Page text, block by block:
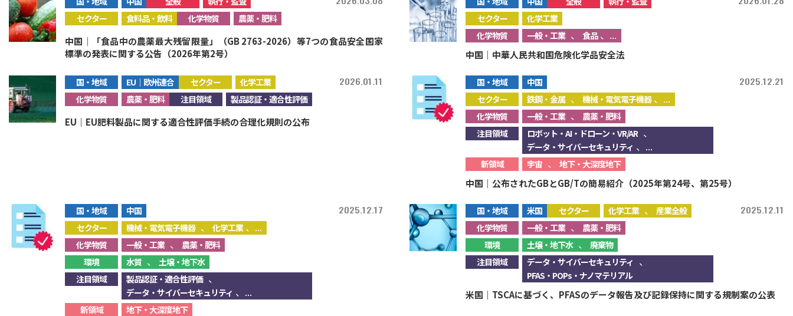
セクター
食料品・飲料 化学物質 農薬・肥料
中国｜「食品中の農薬最大残留限量」（GB 2763-2026）等7つの食品安全国家
標準の発表に関する公告（2026年第2号）
セクター
化学工業
化学物質
一般・工業 、食品、...
中国｜中華人民共和国危険化学品安全法
国・地域 EU｜欧州連合 セクター
化学工業
化学物質
農薬・肥料 注目領域 製品認証・適合性評価
2026.01.11
EU｜EU肥料製品に関する適合性評価手続の合理化規則の公布
国・地域
中国
セクター
鉄鋼・金属 、機械・電気電子機器、...
化学物質 一般・工業 、
農薬・肥料
注目領域
ロボット・AI・ドローン・VR/AR 、
データ・サイバーセキュリティ 、...
新領域 宇宙 、地下・大深度地下
2025.12.21
中国｜公布されたGBとGB/Tの簡易紹介（2025年第24号、第25号）
国・地域
中国
セクター
機械・電気電子機器 、 化学工業、...
化学物質 一般・工業 、
農薬・肥料
環境
水質 、 土壌・地下水
注目領域
製品認証・適合性評価 、
データ・サイバーセキュリティ 、...
新領域 地下・大深度地下
2025.12.17 国・地域 米国 セクター 化学工業 、産業全般
化学物質
一般・工業 、
農薬・肥料
環境
土壌・地下水 、廃棄物
注目領域
データ・サイバーセキュリティ 、
PFAS・POPs・ナノマテリアル
2025.12.11
米国｜TSCAに基づく、PFASのデータ報告及び記録保持に関する規制案の公表